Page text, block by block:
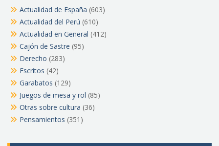
Actualidad de España (603)
Actualidad del Perú (610)
Actualidad en General (412)
Cajón de Sastre (95)
Derecho (283)
Escritos (42)
Garabatos (129)
Juegos de mesa y rol (85)
Otras sobre cultura (36)
Pensamientos (351)